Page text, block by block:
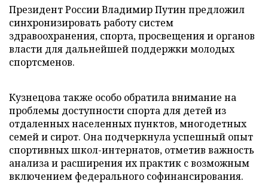
Президент России Владимир Путин предложил
синхронизировать работу систем
здравоохранения, спорта, просвещения и органов
власти для дальнейшей поддержки молодых
спортсменов.
Кузнецова также особо обратила внимание на
проблемы доступности спорта для детей из
отдаленных населенных пунктов, многодетных
семей и сирот. Она подчеркнула успешный опыт
спортивных школ-интернатов, отметив важность
анализа и расширения их практик с возможным
включением федерального софинансирования.